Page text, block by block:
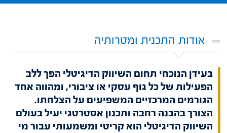
אודות התכנית ומטרותיה
בעידן הנוכחי תחום השיווק הדיגיטלי הפך ללב
הפעילות של כל גוף עסקי או ציבורי, ומהווה אחד
הגורמים המרכזיים המשפיעים על הצלחתו.
הצורך בהבנה רחבה ותכנון אסטרטגי יעיל בעולם
השיווק הדיגיטלי הוא קריטי ומשמעותי עבור מי